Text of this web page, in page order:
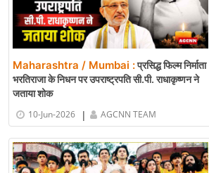
Maharashtra / Mumbai :प्रसिद्ध फिल्म निर्माता
भरतिराजा के निधन पर उपराष्ट्रपति सी.पी. राधाकृष्णन ने
जताया शोक
10-Jun-2026
| AGCNN TEAM